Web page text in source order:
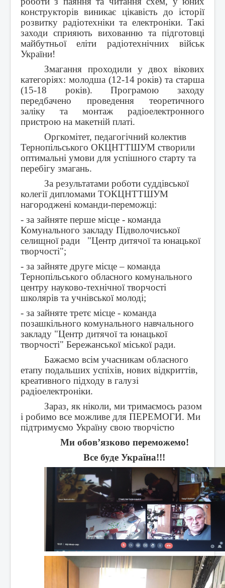
конструкторів виникає цікавість до історії
розвитку радіотехніки та електроніки. Такі
заходи сприяють вихованню та підготовці
майбутньої еліти радіотехнічних військ
України!
Змагання проходили у двох вікових
категоріях: молодша (12-14 років) та старша
(15-18 років). Програмою заходу
передбачено проведення теоретичного
заліку та монтаж радіоелектронного
пристрою на макетній платі.
Оргкомітет, педагогічний колектив
Тернопільського ОКЦНТТШУМ створили
оптимальні умови для успішного старту та
перебігу змагань.
За результатами роботи суддівської
колегії дипломами ТОКЦНТТШУМ
нагороджені команди-переможці:
- за зайняте перше місце - команда
Комунального закладу Підволочиської
селищної ради "Центр дитячої та юнацької
творчості";
- за зайняте друге місце – команда
Тернопільського обласного комунального
центру науково-технічної творчості
школярів та учнівської молоді;
- за зайняте третє місце - команда
позашкільного комунального навчального
закладу "Центр дитячої та юнацької
творчості" Бережанської міської ради.
Бажаємо всім учасникам обласного
етапу подальших успіхів, нових відкриттів,
креативного підходу в галузі
радіоелектроніки.
Зараз, як ніколи, ми тримаємось разом
і робимо все можливе для ПЕРЕМОГИ. Ми
підтримуємо Україну свою творчістю
Ми обов’язково переможемо!
Все буде Україна!!!